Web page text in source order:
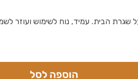
על שגרת הבית. עמיד, נוח לשימוש ועוזר
הוספה לסל